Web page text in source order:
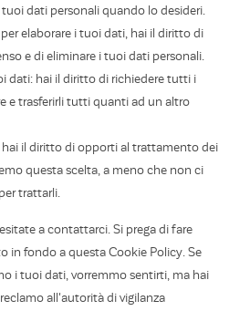
dati personali quando lo desideri.
elaborare i tuoi dati, hai il diritto di
e di eliminare i tuoi dati personali.
dati: hai il diritto di richiedere tutti i
e trasferirli tutti quanti ad un altro
il diritto di opporti al trattamento dei
questa scelta, a meno che non ci
trattarli.
a contattarci. Si prega di fare
in fondo a questa Cookie Policy. Se
i tuoi dati, vorremmo sentirti, ma hai
all'autorità di vigilanza